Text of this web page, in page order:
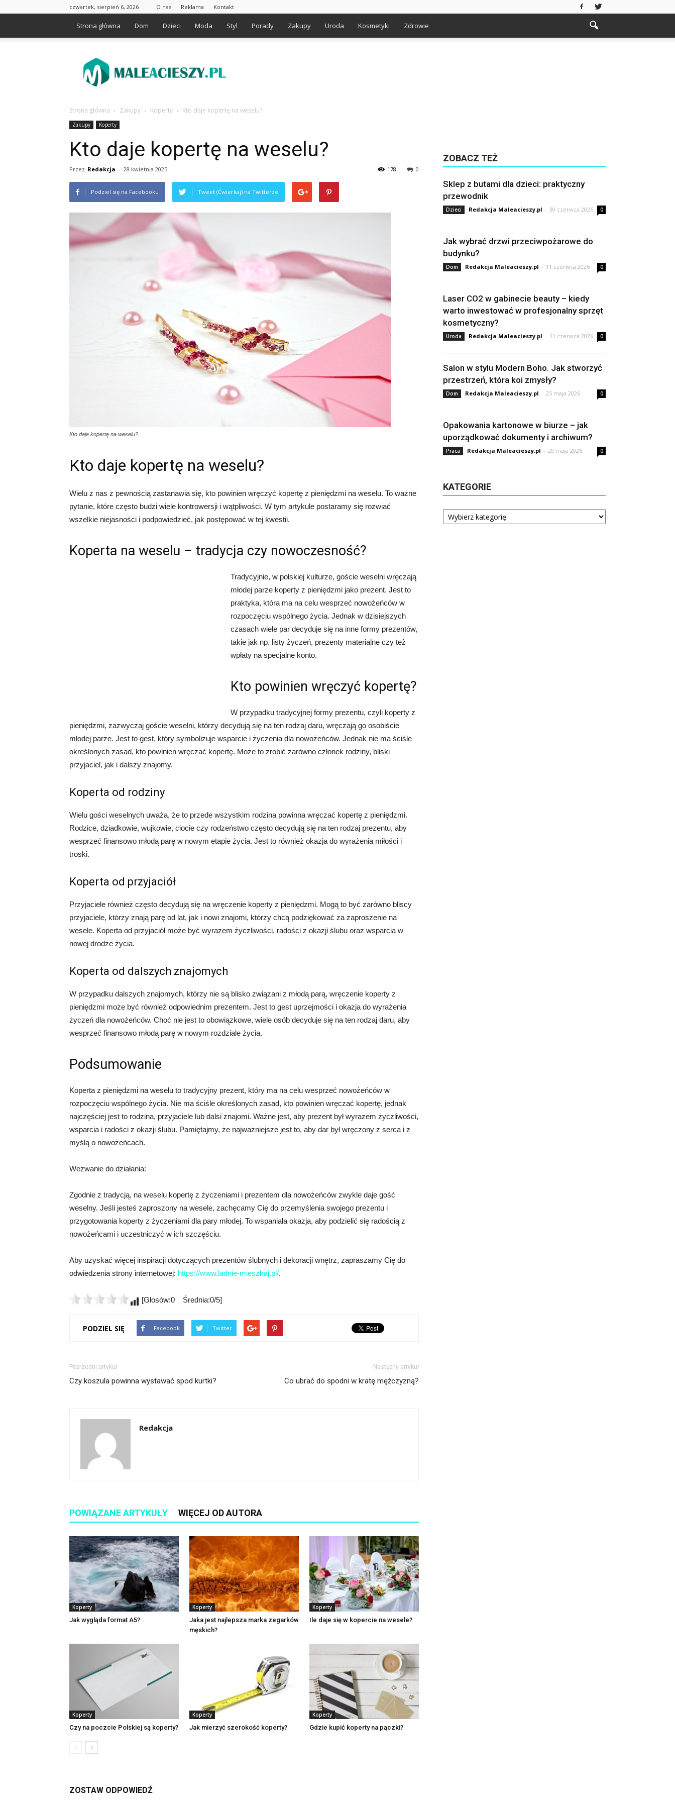
czwartek, sierpień 6, 2026 O nas Reklama Kontakt
Strona główna Dom Dzieci Moda Styl Porady Zakupy Uroda Kosmetyki Zdrowie
Strona główna Zakupy Koperty Kto daje kopertę na weselu?
Zakupy Koperty
Kto daje kopertę na weselu?
Przez Redakcja - 28 kwietnia 2025 0
178
Podziel się na Facebooku Tweet (Ćwierkaj) na Twitterze
Kto daje kopertę na weselu?
Kto daje kopertę na weselu?
Wielu z nas z pewnością zastanawia się, kto powinien wręczyć kopertę z pieniędzmi na weselu. To ważne
pytanie, które często budzi wiele kontrowersji i wątpliwości. W tym artykule postaramy się rozwiać
wszelkie niejasności i podpowiedzieć, jak postępować w tej kwestii.
Koperta na weselu – tradycja czy nowoczesność?
Tradycyjnie, w polskiej kulturze, goście weselni wręczają
młodej parze koperty z pieniędzmi jako prezent. Jest to
praktyka, która ma na celu wesprzeć nowożeńców w
rozpoczęciu wspólnego życia. Jednak w dzisiejszych
czasach wiele par decyduje się na inne formy prezentów,
takie jak np. listy życzeń, prezenty materialne czy też
wpłaty na specjalne konto.
Kto powinien wręczyć kopertę?
W przypadku tradycyjnej formy prezentu, czyli koperty z
pieniędzmi, zazwyczaj goście weselni, którzy decydują się na ten rodzaj daru, wręczają go osobiście
młodej parze. Jest to gest, który symbolizuje wsparcie i życzenia dla nowożeńców. Jednak nie ma ściśle
określonych zasad, kto powinien wręczać kopertę. Może to zrobić zarówno członek rodziny, bliski
przyjaciel, jak i dalszy znajomy.
Koperta od rodziny
Wielu gości weselnych uważa, że to przede wszystkim rodzina powinna wręczać kopertę z pieniędzmi.
Rodzice, dziadkowie, wujkowie, ciocie czy rodzeństwo często decydują się na ten rodzaj prezentu, aby
wesprzeć finansowo młodą parę w nowym etapie życia. Jest to również okazja do wyrażenia miłości i
troski.
Koperta od przyjaciół
Przyjaciele również często decydują się na wręczenie koperty z pieniędzmi. Mogą to być zarówno bliscy
przyjaciele, którzy znają parę od lat, jak i nowi znajomi, którzy chcą podziękować za zaproszenie na
wesele. Koperta od przyjaciół może być wyrazem życzliwości, radości z okazji ślubu oraz wsparcia w
nowej drodze życia.
Koperta od dalszych znajomych
W przypadku dalszych znajomych, którzy nie są blisko związani z młodą parą, wręczenie koperty z
pieniędzmi może być również odpowiednim prezentem. Jest to gest uprzejmości i okazja do wyrażenia
życzeń dla nowożeńców. Choć nie jest to obowiązkowe, wiele osób decyduje się na ten rodzaj daru, aby
wesprzeć finansowo młodą parę w nowym rozdziale życia.
Podsumowanie
Koperta z pieniędzmi na weselu to tradycyjny prezent, który ma na celu wesprzeć nowożeńców w
rozpoczęciu wspólnego życia. Nie ma ściśle określonych zasad, kto powinien wręczać kopertę, jednak
najczęściej jest to rodzina, przyjaciele lub dalsi znajomi. Ważne jest, aby prezent był wyrazem życzliwości,
wsparcia i radości z okazji ślubu. Pamiętajmy, że najważniejsze jest to, aby dar był wręczony z serca i z
myślą o nowożeńcach.
Wezwanie do działania:
Zgodnie z tradycją, na weselu kopertę z życzeniami i prezentem dla nowożeńców zwykle daje gość
weselny. Jeśli jesteś zaproszony na wesele, zachęcamy Cię do przemyślenia swojego prezentu i
przygotowania koperty z życzeniami dla pary młodej. To wspaniała okazja, aby podzielić się radością z
nowożeńcami i uczestniczyć w ich szczęściu.
Aby uzyskać więcej inspiracji dotyczących prezentów ślubnych i dekoracji wnętrz, zapraszamy Cię do
odwiedzenia strony internetowej: https://www.ladnie-mieszkaj.pl/.
[Głosów:0 Średnia:0/5]
PODZIEL SIĘ Facebook Twitter
Poprzedni artykuł
Czy koszula powinna wystawać spod kurtki?
Następny artykuł
Co ubrać do spodni w kratę mężczyzną?
Redakcja
POWIĄZANE ARTYKUŁY WIĘCEJ OD AUTORA
Koperty
Jak wygląda format A5?
Koperty
Jaka jest najlepsza marka zegarków
męskich?
Koperty
Ile daje się w kopercie na wesele?
Koperty
Czy na poczcie Polskiej są koperty?
Koperty
Jak mierzyć szerokość koperty?
Koperty
Gdzie kupić koperty na pączki?
ZOSTAW ODPOWIEDŹ
ZOBACZ TEŻ
Sklep z butami dla dzieci: praktyczny
przewodnik
Dzieci Redakcja Maleacieszy.pl - 30 czerwca 2026 0
Jak wybrać drzwi przeciwpożarowe do
budynku?
Dom Redakcja Maleacieszy.pl - 11 czerwca 2026 0
Laser CO2 w gabinecie beauty – kiedy
warto inwestować w profesjonalny sprzęt
kosmetyczny?
Uroda Redakcja Maleacieszy.pl - 11 czerwca 2026 0
Salon w stylu Modern Boho. Jak stworzyć
przestrzeń, która koi zmysły?
Dom Redakcja Maleacieszy.pl - 25 maja 2026 0
Opakowania kartonowe w biurze – jak
uporządkować dokumenty i archiwum?
Praca Redakcja Maleacieszy.pl - 20 maja 2026 0
KATEGORIE
Kategorie